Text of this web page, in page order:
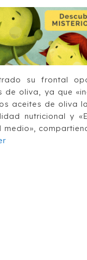
su frontal
de oliva, ya que
aceites de oliva
nutricional y
medio»,